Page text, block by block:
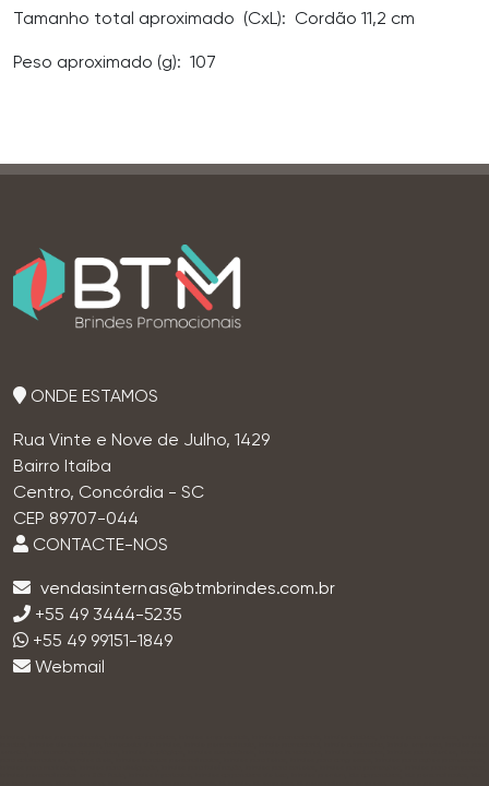
Tamanho total aproximado (CxL): Cordão 11,2 cm
Peso aproximado (g): 107
ONDE ESTAMOS
Rua Vinte e Nove de Julho, 1429
Bairro Itaíba
Centro, Concórdia - SC
CEP 89707-044
CONTACTE-NOS
+55 49 3444-5235
+55 49 99151-1849
Webmail